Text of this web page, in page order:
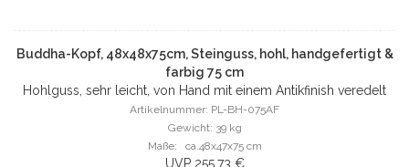
Buddha-Kopf, 48x48x75cm, Steinguss, hohl, handgefertigt &
farbig 75 cm
Hohlguss, sehr leicht, von Hand mit einem Antikfinish veredelt
Artikelnummer: PL-BH-075AF
Gewicht: 39 kg
Maße: ca.48x47x75 cm
UVP 255,73 €